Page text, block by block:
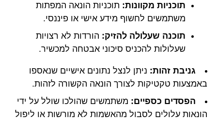
תוכניות מקוונות: תוכניות הונאה המפתות
משתמשים לחשוף מידע אישי או פיננסי.
תוכנה שעלולה להזיק: הורדות לא רצויות
שעלולות להכניס סיכוני אבטחה למכשיר.
גניבת זהות: ניתן לנצל נתונים אישיים שנאספו
באמצעות טקטיקות לצורך הונאה הקשורה לזהות.
הפסדים כספיים: משתמשים שהולכו שולל על ידי
הונאות עלולים לסבול מהאשמות לא מורשות או ליפול